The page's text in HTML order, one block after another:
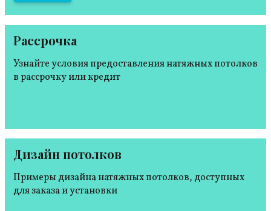
Рассрочка
Узнайте условия предоставления натяжных потолков
в рассрочку или кредит
Дизайн потолков
Примеры дизайна натяжных потолков, доступных
для заказа и установки